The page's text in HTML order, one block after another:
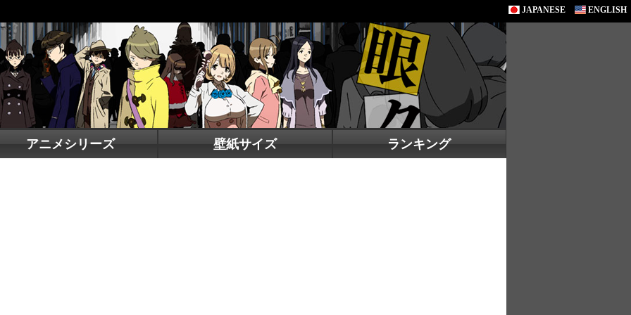
JAPANESE ENGLISH
アニメシリーズ 壁紙サイズ ランキング